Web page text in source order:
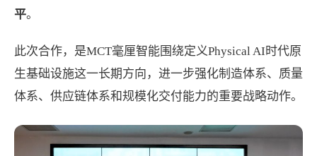
平。
此次合作，是MCT毫厘智能围绕定义Physical AI时代原
生基础设施这一长期方向，进一步强化制造体系、质量
体系、供应链体系和规模化交付能力的重要战略动作。